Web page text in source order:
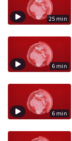
25 min
6 min
6 min